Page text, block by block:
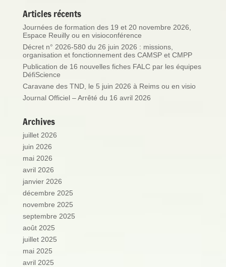
Articles récents
Journées de formation des 19 et 20 novembre 2026,
Espace Reuilly ou en visioconférence
Décret n° 2026-580 du 26 juin 2026 : missions,
organisation et fonctionnement des CAMSP et CMPP
Publication de 16 nouvelles fiches FALC par les équipes
DéfiScience
Caravane des TND, le 5 juin 2026 à Reims ou en visio
Journal Officiel – Arrêté du 16 avril 2026
Archives
juillet 2026
juin 2026
mai 2026
avril 2026
janvier 2026
décembre 2025
novembre 2025
septembre 2025
août 2025
juillet 2025
mai 2025
avril 2025